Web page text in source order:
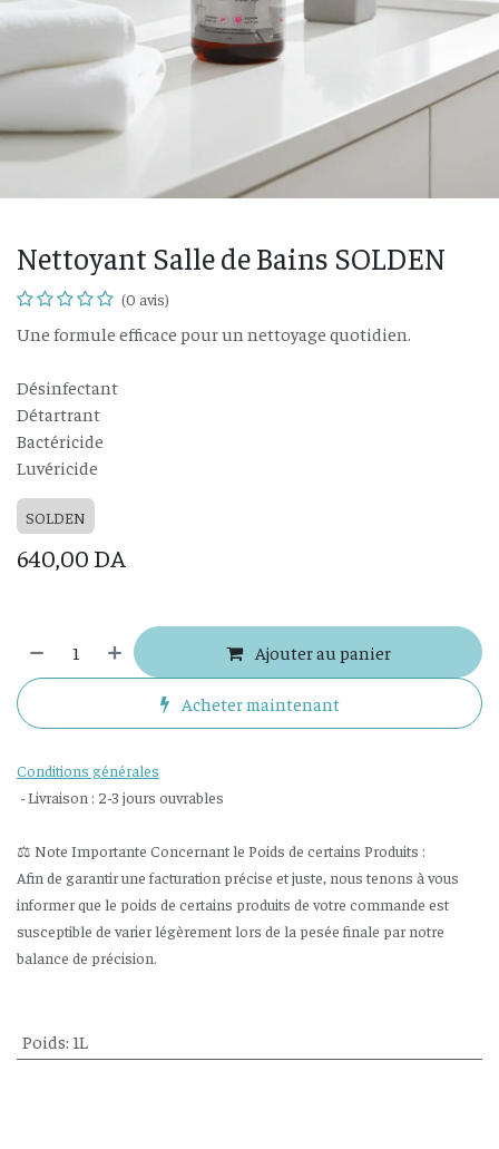
Nettoyant Salle de Bains SOLDEN
(0 avis)
Une formule efficace pour un nettoyage quotidien.
Désinfectant
Détartrant
Bactéricide
Luvéricide
SOLDEN
640,00 DA
Ajouter au panier
Acheter maintenant
Conditions générales
- Livraison : 2-3 jours ouvrables
⚖️ Note Importante Concernant le Poids de certains Produits :
Afin de garantir une facturation précise et juste, nous tenons à vous
informer que le poids de certains produits de votre commande est
susceptible de varier légèrement lors de la pesée finale par notre
balance de précision.
Poids: 1L